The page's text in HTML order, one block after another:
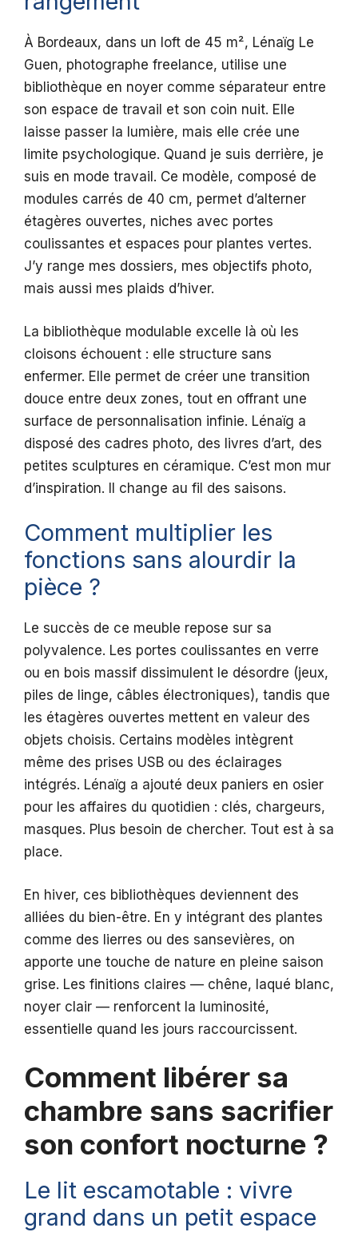
À Bordeaux, dans un loft de 45 m², Lénaïg Le
Guen, photographe freelance, utilise une
bibliothèque en noyer comme séparateur entre
son espace de travail et son coin nuit. Elle
laisse passer la lumière, mais elle crée une
limite psychologique. Quand je suis derrière, je
suis en mode travail. Ce modèle, composé de
modules carrés de 40 cm, permet d’alterner
étagères ouvertes, niches avec portes
coulissantes et espaces pour plantes vertes.
J’y range mes dossiers, mes objectifs photo,
mais aussi mes plaids d’hiver.
La bibliothèque modulable excelle là où les
cloisons échouent : elle structure sans
enfermer. Elle permet de créer une transition
douce entre deux zones, tout en offrant une
surface de personnalisation infinie. Lénaïg a
disposé des cadres photo, des livres d’art, des
petites sculptures en céramique. C’est mon mur
d’inspiration. Il change au fil des saisons.
Comment multiplier les
fonctions sans alourdir la
pièce ?
Le succès de ce meuble repose sur sa
polyvalence. Les portes coulissantes en verre
ou en bois massif dissimulent le désordre (jeux,
piles de linge, câbles électroniques), tandis que
les étagères ouvertes mettent en valeur des
objets choisis. Certains modèles intègrent
même des prises USB ou des éclairages
intégrés. Lénaïg a ajouté deux paniers en osier
pour les affaires du quotidien : clés, chargeurs,
masques. Plus besoin de chercher. Tout est à sa
place.
En hiver, ces bibliothèques deviennent des
alliées du bien-être. En y intégrant des plantes
comme des lierres ou des sansevières, on
apporte une touche de nature en pleine saison
grise. Les finitions claires — chêne, laqué blanc,
noyer clair — renforcent la luminosité,
essentielle quand les jours raccourcissent.
Comment libérer sa
chambre sans sacrifier
son confort nocturne ?
Le lit escamotable : vivre
grand dans un petit espace